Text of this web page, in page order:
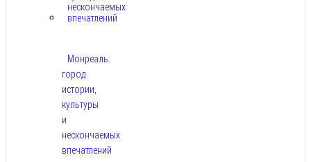
Монреаль:
город
истории,
культуры
и
нескончаемых
впечатлений